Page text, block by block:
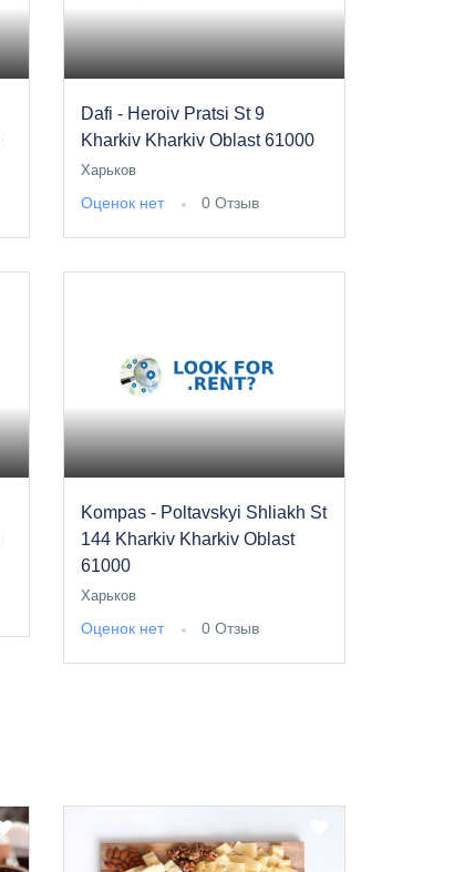
Dafi - Heroiv Pratsi St 9
Kharkiv Kharkiv Oblast 61000
Харьков
Оценок нет 0 Отзыв
Kompas - Poltavskyi Shliakh St
144 Kharkiv Kharkiv Oblast
61000
Харьков
Оценок нет 0 Отзыв